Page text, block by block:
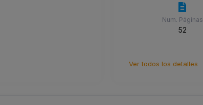
Num. Páginas
52
Ver todos los detalles